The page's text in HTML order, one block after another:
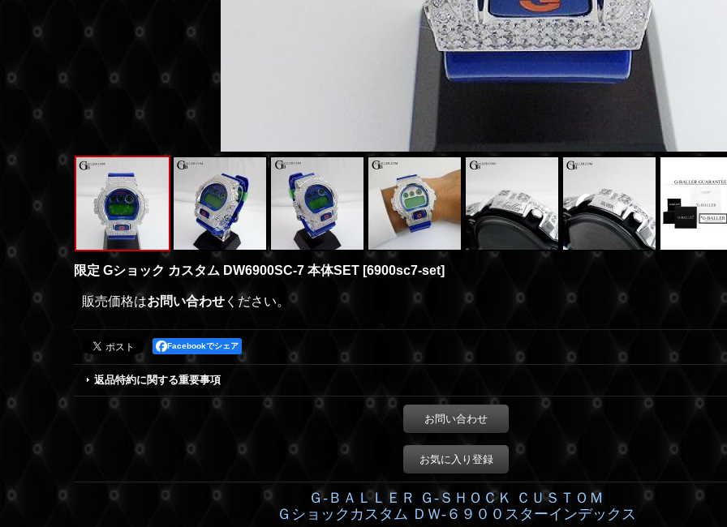
限定 Gショック カスタム DW6900SC-7 本体SET [6900sc7-set]
販売価格はお問い合わせ ください。
Facebookでシェア
返品特約に関する重要事項
お問い合わせ
お気に入り登録
Ｇ-ＢＡＬＬＥＲ Ｇ-ＳＨＯＣＫ ＣＵＳＴＯＭ
Ｇショックカスタム ＤＷ-６９００スターインデックス